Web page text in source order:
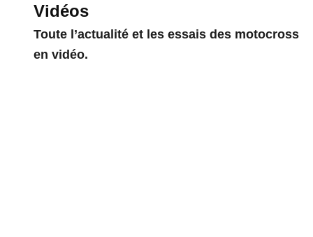
Vidéos
Toute l’actualité et les essais des motocross
en vidéo.